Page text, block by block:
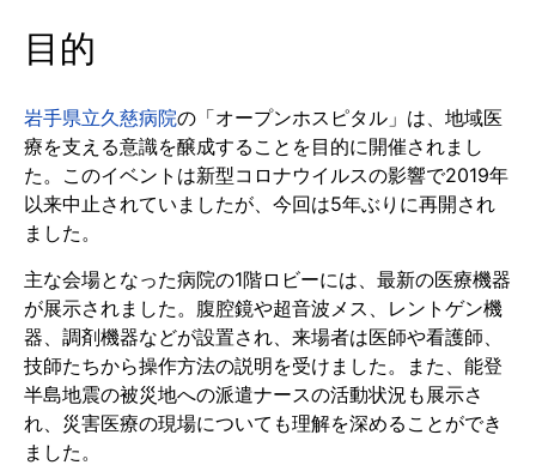
目的
岩手県立久慈病院の「オープンホスピタル」は、地域医
療を支える意識を醸成することを目的に開催されまし
た。このイベントは新型コロナウイルスの影響で2019年
以来中止されていましたが、今回は5年ぶりに再開され
ました。
主な会場となった病院の1階ロビーには、最新の医療機器
が展示されました。腹腔鏡や超音波メス、レントゲン機
器、調剤機器などが設置され、来場者は医師や看護師、
技師たちから操作方法の説明を受けました。また、能登
半島地震の被災地への派遣ナースの活動状況も展示さ
れ、災害医療の現場についても理解を深めることができ
ました。